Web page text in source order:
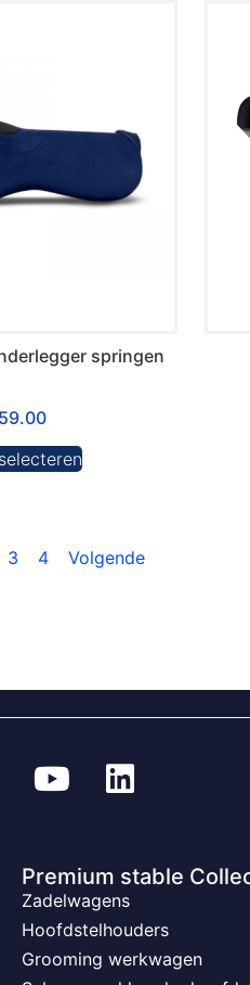
springen
3 4 Volgende
Premium stable
Zadelwagens
Hoofdstelhouders
Grooming werkwagen